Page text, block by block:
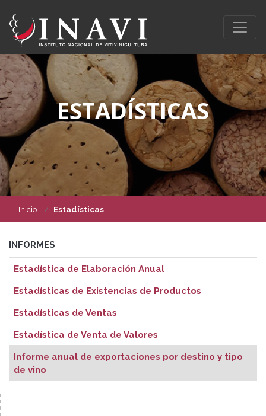
ESTADÍSTICAS
Inicio Estadísticas
INFORMES
Estadística de Elaboración Anual
Estadísticas de Existencias de Productos
Estadísticas de Ventas
Estadística de Venta de Valores
Informe anual de exportaciones por destino y tipo
de vino